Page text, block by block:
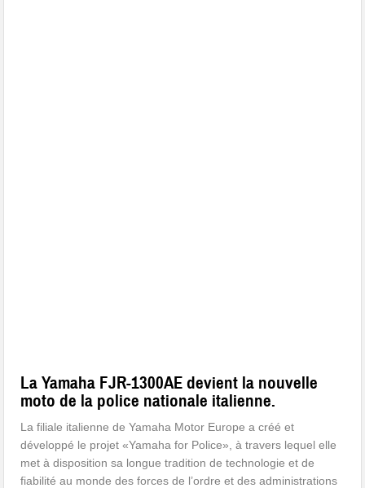
La Yamaha FJR-1300AE devient la nouvelle
moto de la police nationale italienne.
La filiale italienne de Yamaha Motor Europe a créé et
développé le projet «Yamaha for Police», à travers lequel elle
met à disposition sa longue tradition de technologie et de
fiabilité au monde des forces de l’ordre et des administrations